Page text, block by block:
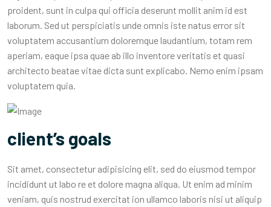
proident, sunt in culpa qui officia deserunt mollit anim id est
laborum. Sed ut perspiciatis unde omnis iste natus error sit
voluptatem accusantium doloremque laudantium, totam rem
aperiam, eaque ipsa quae ab illo inventore veritatis et quasi
architecto beatae vitae dicta sunt explicabo. Nemo enim ipsam
voluptatem quia.
client’s goals
Sit amet, consectetur adipisicing elit, sed do eiusmod tempor
incididunt ut labo re et dolore magna aliqua. Ut enim ad minim
veniam, quis nostrud exercitat ion ullamco laboris nisi ut aliquip